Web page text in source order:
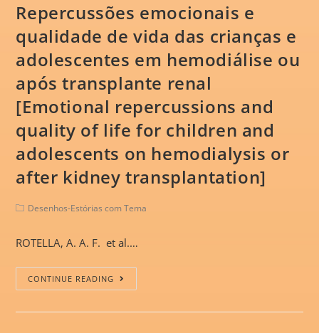
Repercussões emocionais e
qualidade de vida das crianças e
adolescentes em hemodiálise ou
após transplante renal
[Emotional repercussions and
quality of life for children and
adolescents on hemodialysis or
after kidney transplantation]
Desenhos-Estórias com Tema
ROTELLA, A. A. F. et al.…
CONTINUE READING